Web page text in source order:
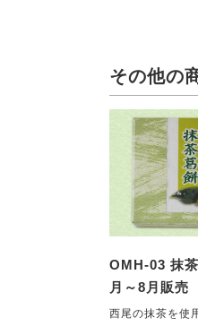
その他の
OMH-03 抹
月～8月販売
西尾の抹茶を使